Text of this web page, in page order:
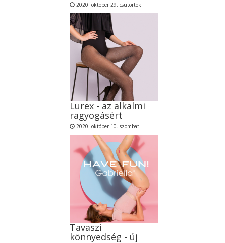
2020. október 29. csütörtök
Lurex - az alkalmi
ragyogásért
2020. október 10. szombat
Tavaszi
könnyedség - új